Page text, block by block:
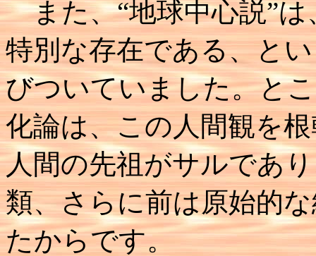
また、“地球中心説”は
特別な存在である、と
びついていました。と
化論は、この人間観を
人間の先祖がサルであ
類、さらに前は原始的
たからです。